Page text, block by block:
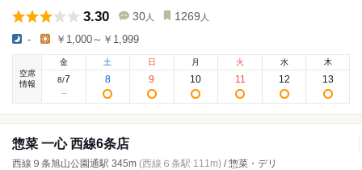
3.30 30 人 1269 人
- ￥1,000～￥1,999
空席
情報
金
8/7
土
8
日
9
月
10
火
11
水
12
木
13
惣菜 一心 西線6条店
西線９条旭山公園通駅 345m (西線６条駅 111m) / 惣菜・デリ